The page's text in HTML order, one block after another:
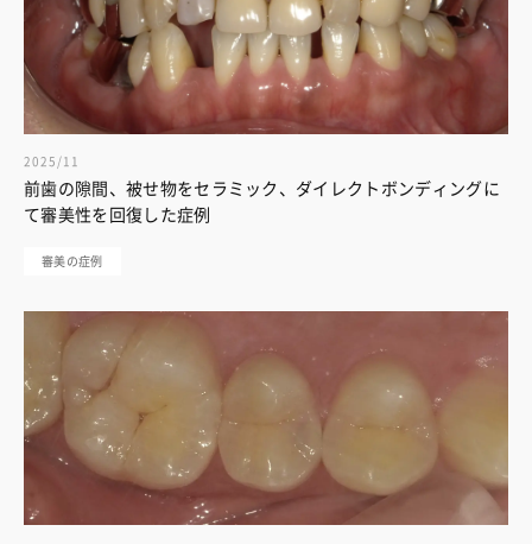
2025/11
前歯の隙間、被せ物をセラミック、ダイレクトボンディングに
て審美性を回復した症例
審美の症例